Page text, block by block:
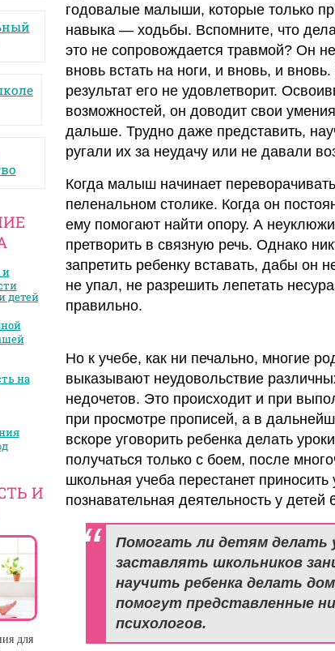
и
детей
на
И
для
годовалые малыши, которые только
навыка — ходьбы. Вспомните, что
это не сопровождается травмой? Он
вновь встать на ноги, и вновь, и
результат его не удовлетворит.
возможностей, он доводит свои
дальше. Трудно даже представить,
ругали их за неудачу или не давали
Когда малыш начинает
пеленальном столике. Когда он
ему помогают найти опору. А
претворить в связную речь. Однако
запретить ребенку вставать, дабы он
не упал, не разрешить лепетать
правильно.
Но к учебе, как ни печально, многие
выказывают неудовольствие
недочетов. Это происходит и при
при просмотре прописей, а в
вскоре уговорить ребенка делать
получаться только с боем, после
школьная учеба перестанет
познавательная деятельность у
Помогать ли детям делать
заставлять школьников
научить ребенка делать
помогут представленные
психологов.